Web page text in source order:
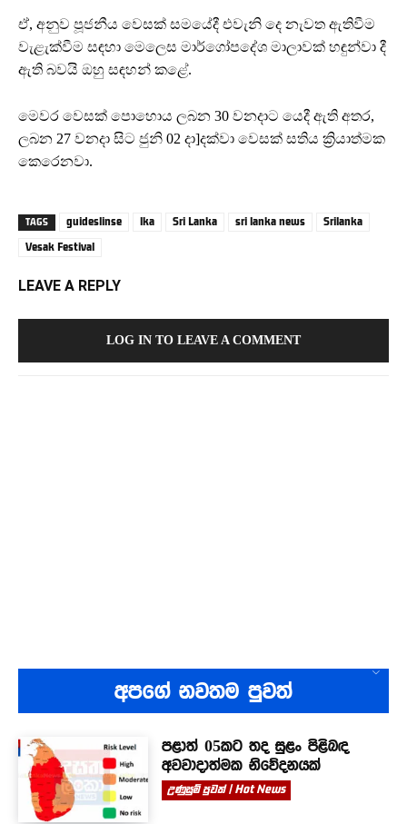
ඒ, අනුව පූජනීය වෙසක් සමයේදී එවැනි දෙ නැවත ඇතිවීම
වැළැක්වීම සඳහා මෙලෙස මාර්ගෝපදේශ මාලාවක් හඳුන්වා දී
ඇති බවයි ඔහු සඳහන් කළේ.
මෙවර වෙසක් පොහොය ලබන 30 වනදාට යෙදී ඇති අතර,
ලබන 27 වනදා සිට ජුනි 02 දා]දක්වා වෙසක් සතිය ක්‍රියාත්මක
කෙරෙනවා.
TAGS guideslinse lka Sri Lanka sri lanka news
Srilanka
Vesak Festival
LEAVE A REPLY
LOG IN TO LEAVE A COMMENT
අපගේ නවතම පුවත්
පළාත් 05කට තද සුළං පිළිබඳ
අවවාදාත්මක නිවේදනයක්
උණුසුම් පුවත් | Hot News